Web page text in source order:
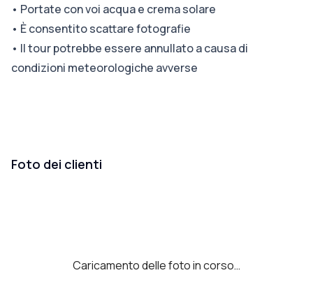
• Portate con voi acqua e crema solare
• È consentito scattare fotografie
• Il tour potrebbe essere annullato a causa di
condizioni meteorologiche avverse
Foto dei clienti
Caricamento delle foto in corso…